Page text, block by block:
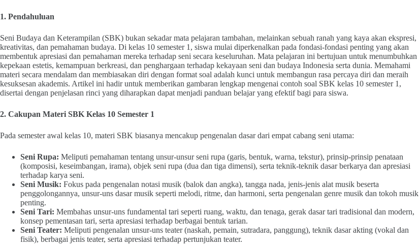
1. Pendahuluan
Seni Budaya dan Keterampilan (SBK) bukan sekadar mata pelajaran tambahan, melainkan sebuah ranah yang kaya akan ekspresi,
kreativitas, dan pemahaman budaya. Di kelas 10 semester 1, siswa mulai diperkenalkan pada fondasi-fondasi penting yang akan
membentuk apresiasi dan pemahaman mereka terhadap seni secara keseluruhan. Mata pelajaran ini bertujuan untuk menumbuhkan
kepekaan estetis, kemampuan berkreasi, dan penghargaan terhadap kekayaan seni dan budaya Indonesia serta dunia. Memahami
materi secara mendalam dan membiasakan diri dengan format soal adalah kunci untuk membangun rasa percaya diri dan meraih
kesuksesan akademis. Artikel ini hadir untuk memberikan gambaran lengkap mengenai contoh soal SBK kelas 10 semester 1,
disertai dengan penjelasan rinci yang diharapkan dapat menjadi panduan belajar yang efektif bagi para siswa.
2. Cakupan Materi SBK Kelas 10 Semester 1
Pada semester awal kelas 10, materi SBK biasanya mencakup pengenalan dasar dari empat cabang seni utama:
Seni Rupa: Meliputi pemahaman tentang unsur-unsur seni rupa (garis, bentuk, warna, tekstur), prinsip-prinsip penataan
(komposisi, keseimbangan, irama), objek seni rupa (dua dan tiga dimensi), serta teknik-teknik dasar berkarya dan apresiasi
terhadap karya seni.
Seni Musik: Fokus pada pengenalan notasi musik (balok dan angka), tangga nada, jenis-jenis alat musik beserta
penggolongannya, unsur-uns dasar musik seperti melodi, ritme, dan harmoni, serta pengenalan genre musik dan tokoh musik
penting.
Seni Tari: Membahas unsur-uns fundamental tari seperti ruang, waktu, dan tenaga, gerak dasar tari tradisional dan modern,
konsep pementasan tari, serta apresiasi terhadap berbagai bentuk tarian.
Seni Teater: Meliputi pengenalan unsur-uns teater (naskah, pemain, sutradara, panggung), teknik dasar akting (vokal dan
fisik), berbagai jenis teater, serta apresiasi terhadap pertunjukan teater.